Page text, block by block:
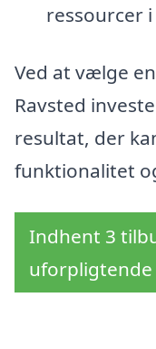
ressourcer
Ved at vælge
Ravsted
resultat, der
funktionalitet
Indhent 3
uforpligtende